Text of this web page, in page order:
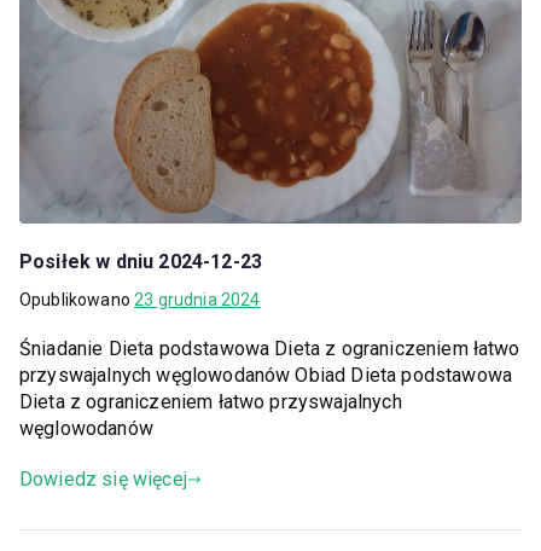
Posiłek w dniu 2024-12-23
Opublikowano23 grudnia 2024
Śniadanie Dieta podstawowa Dieta z ograniczeniem łatwo
przyswajalnych węglowodanów Obiad Dieta podstawowa
Dieta z ograniczeniem łatwo przyswajalnych
węglowodanów
Dowiedz się więcej